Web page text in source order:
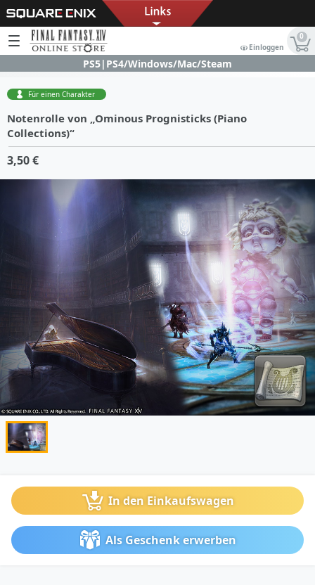
Einloggen
0
PS5|PS4/Windows/Mac/Steam
Für einen Charakter
Notenrolle von „Ominous Prognisticks (Piano
Collections)“
3,50 €
In den Einkaufswagen
Als Geschenk erwerben